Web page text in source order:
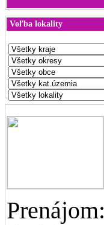
Voľba lokality
Prenájom: